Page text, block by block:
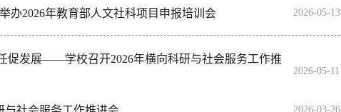
办2026年教育部人文社科项目申报培训会 2026-05-13
促发展——学校召开2026年横向科研与社会服务工作推
2026-05-11
2026-03-26